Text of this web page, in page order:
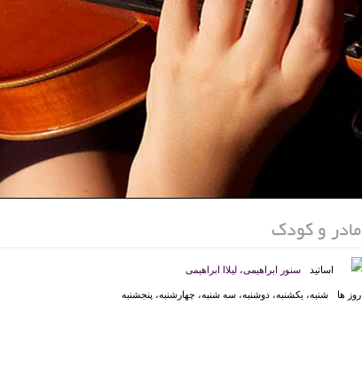
مادر و کودک
اساتید سنور ابراهیمی، لیلاا ابراهیمی
روز ها شنبه، یکشنبه، دوشنبه، سه شنبه، چهارشنبه، پنجشنبه